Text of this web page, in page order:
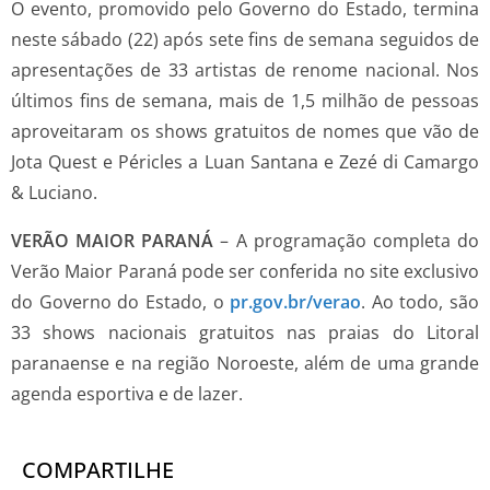
O evento, promovido pelo Governo do Estado, termina
neste sábado (22) após sete fins de semana seguidos de
apresentações de 33 artistas de renome nacional. Nos
últimos fins de semana, mais de 1,5 milhão de pessoas
aproveitaram os shows gratuitos de nomes que vão de
Jota Quest e Péricles a Luan Santana e Zezé di Camargo
& Luciano.
VERÃO MAIOR PARANÁ – A programação completa do
Verão Maior Paraná pode ser conferida no site exclusivo
do Governo do Estado, o pr.gov.br/verao. Ao todo, são
33 shows nacionais gratuitos nas praias do Litoral
paranaense e na região Noroeste, além de uma grande
agenda esportiva e de lazer.
COMPARTILHE